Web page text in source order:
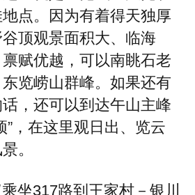
点。因为有着得天独厚
顶观景面积大、临海
赋优越，可以南眺石老
览崂山群峰。如果还有
，还可以到达午山主峰
”，在这里观日出、览云
。
坐317路到王家村－银川